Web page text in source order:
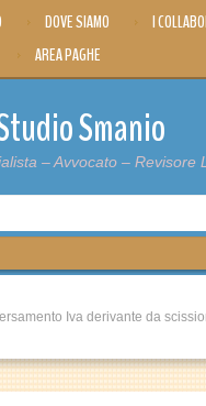
DOVE SIAMO
I
AREA PAGHE
Smanio
– Avvocato – Revisore
Iva derivante da